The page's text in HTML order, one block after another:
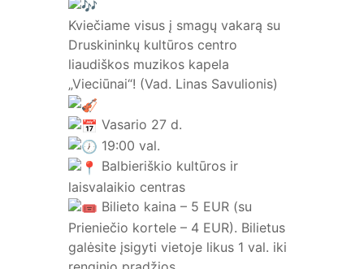
Kviečiame visus į smagų vakarą su
Druskininkų kultūros centro
liaudiškos muzikos kapela
„Vieciūnai“! (Vad. Linas Savulionis)
Vasario 27 d.
19:00 val.
Balbieriškio kultūros ir
laisvalaikio centras
Bilieto kaina – 5 EUR (su
Prieniečio kortele – 4 EUR). Bilietus
galėsite įsigyti vietoje likus 1 val. iki